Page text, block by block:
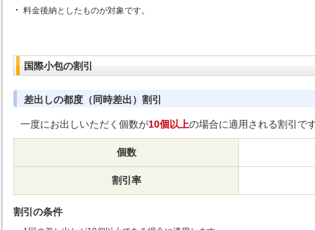
料金後納としたものが対象です。
国際小包の割引
差出しの都度（同時差出）割引
一度にお出しいただく個数が10個以上の場合に適用される割引で
個数
割引率
割引の条件